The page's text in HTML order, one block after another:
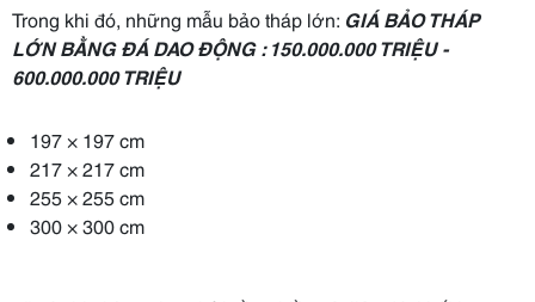
Trong khi đó, những mẫu bảo tháp lớn: GIÁ BẢO THÁP
LỚN BẰNG ĐÁ DAO ĐỘNG : 150.000.000 TRIỆU -
600.000.000 TRIỆU
197 × 197 cm
217 × 217 cm
255 × 255 cm
300 × 300 cm